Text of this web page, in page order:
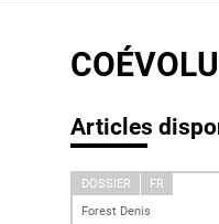
Articles
DOSSIER
FR
Forest Denis